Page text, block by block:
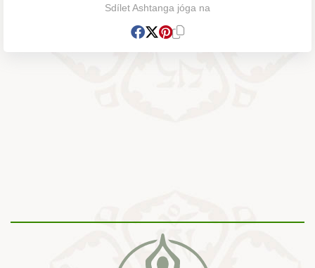
Sdílet Ashtanga jóga na